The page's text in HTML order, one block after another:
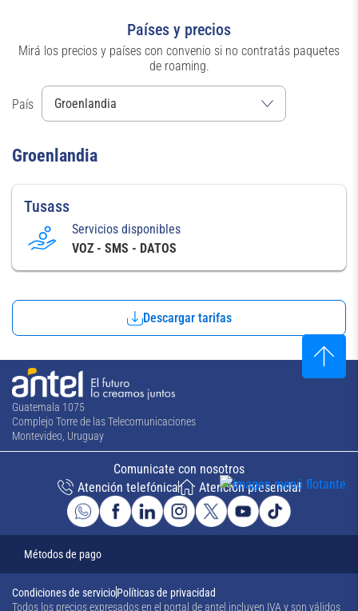
Países y precios
Mirá los precios y países con convenio si no contratás paquetes
de roaming.
País
Groenlandia
Tusass
Servicios disponibles
VOZ - SMS - DATOS
Descargar tarifas
Guatemala 1075
Complejo Torre de las Telecomunicaciones
Montevideo, Uruguay
Comunicate con nosotros
Atención telefónica
Atención presencial
Métodos de pago
Todos los precios expresados en el portal de antel incluyen IVA y son válidos
Condiciones de servicioPolíticas de privacidad